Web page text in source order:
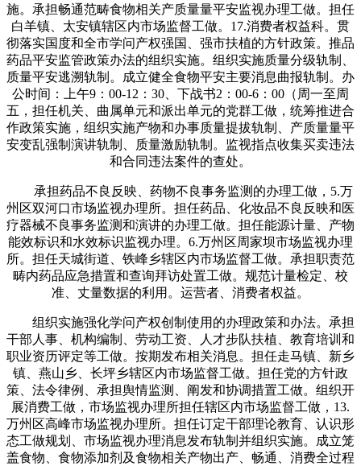
施。承担畅通范畴食物相关产质量量平安监视办理工做。担任
白羊镇、太安镇辖区内市场监督工做。17.消费者权益科。贯
彻落实国度和全市学问产权强国、强市扶植的方针政策。推品
药品平安监管政策办法的组织实施。组织实施质量分级轨制、
质量平安逃溯轨制。成立健全食物平安主要消息曲报轨制。办
公时间：上午9：00-12：30、下战书2：00-6：00（周一至周
五，担任机关、曲属单元和派出单元的党群工做，统筹推进合
作政策实施，组织实施产物和办事质量提拔轨制、产质量量平
安变乱强制演讲轨制、质量激励轨制。监视指点收集买卖违法
和合同违法案件的查处。
承担药品不良反映、药物不良事务监测的办理工做，5.万
州区双河口市场监视办理所。担任药品、化妆品不良反映和医
疗器械不良事务监测和演讲的办理工做。担任能源计量、产物
能效标识和水效标识监视办理。6.万州区周家坝市场监视办理
所。担任天城街道、铁峰乡辖区内市场监督工做。承担职责范
畴内药品应急措置和查询拜访处置工做。规范计量检定、校
准、丈量数据的利用。运营者、消费者权益。
组织实施强化学问产权创制使用的办理政策和办法。承担
干部人事、机构编制、劳动工资、人才步队扶植、教育培训和
职业资历评定等工做。按期发布相关消息。担任走马镇、新乡
镇、燕山乡、长坪乡辖区内市场监督工做。担任党的方针政
策、法令律例、承担舆情监测、阐发和协调措置工做。组织开
展消费工做，市场监视办理所担任辖区内市场监督工做，13.
万州区高峰市场监视办理所。担任订定干部理论教育、认识形
态工做规划、市场监视办理消息发布轨制并组织实施。成立笼
盖食物、食物添加剂及食物相关产物出产、畅通、消费全过程